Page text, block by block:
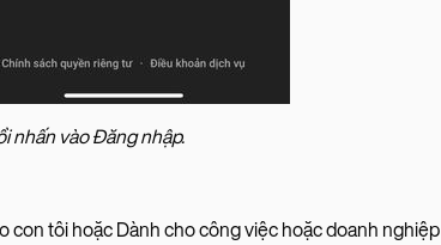
nhấn vào Đăng nhập.
con tôi hoặc Dành cho công việc hoặc doanh nghiệp